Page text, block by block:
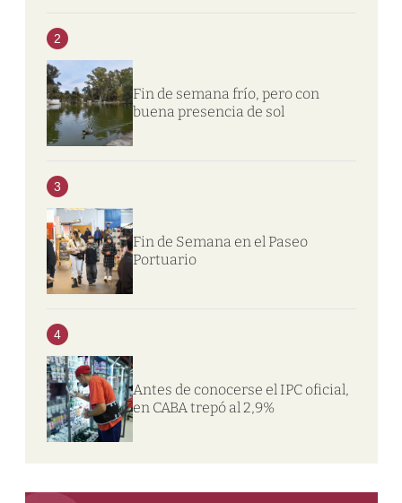
2
Fin de semana frío, pero con
buena presencia de sol
3
Fin de Semana en el Paseo
Portuario
4
Antes de conocerse el IPC oficial,
en CABA trepó al 2,9%